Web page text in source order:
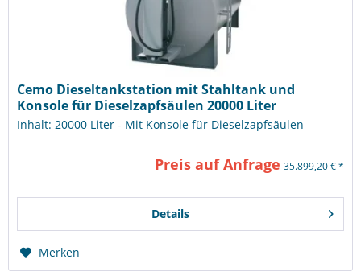
Cemo Dieseltankstation mit Stahltank und
Konsole für Dieselzapfsäulen 20000 Liter
Inhalt: 20000 Liter - Mit Konsole für Dieselzapfsäulen
Preis auf Anfrage 35.899,20 € *
Details
Merken